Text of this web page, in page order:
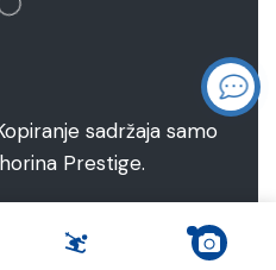
sadržaja samo
Prestige.